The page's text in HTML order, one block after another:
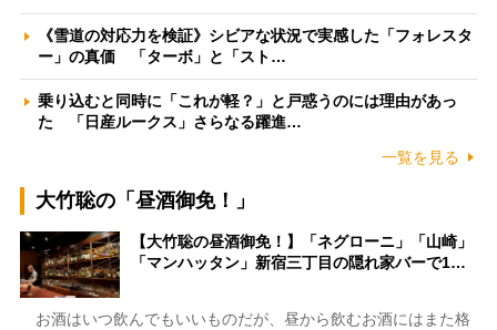
《雪道の対応力を検証》シビアな状況で実感した「フォレスタ
ー」の真価 「ターボ」と「スト…
乗り込むと同時に「これが軽？」と戸惑うのには理由があっ
た 「日産ルークス」さらなる躍進…
一覧を見る
大竹聡の「昼酒御免！」
【大竹聡の昼酒御免！】「ネグローニ」「山崎」
「マンハッタン」新宿三丁目の隠れ家バーで1…
お酒はいつ飲んでもいいものだが、昼から飲むお酒にはまた格